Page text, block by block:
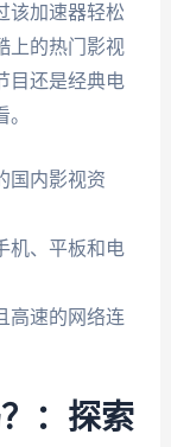
该加速器轻松
上的热门影视
目还是经典电
国内影视资
机、平板和电
高速的网络连
：探索